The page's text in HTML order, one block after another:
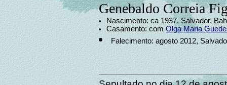
Genebaldo Correia
Nascimento: ca 1937, Salvador,
Casamento: com Olga Maria
Falecimento: agosto 2012,